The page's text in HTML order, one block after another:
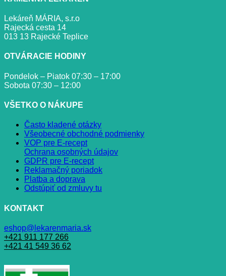
Lekáreň MÁRIA, s.r.o
Rajecká cesta 14
013 13 Rajecké Teplice
OTVÁRACIE HODINY
Pondelok – Piatok 07:30 – 17:00
Sobota 07:30 – 12:00
VŠETKO O NÁKUPE
Často kladené otázky
Všeobecné obchodné podmienky
VOP pre E-recept
Ochrana osobných údajov
GDPR pre E-recept
Reklamačný poriadok
Platba a doprava
Odstúpiť od zmluvy tu
KONTAKT
eshop@lekarenmaria.sk
+421 911 177 266
+421 41 549 36 62